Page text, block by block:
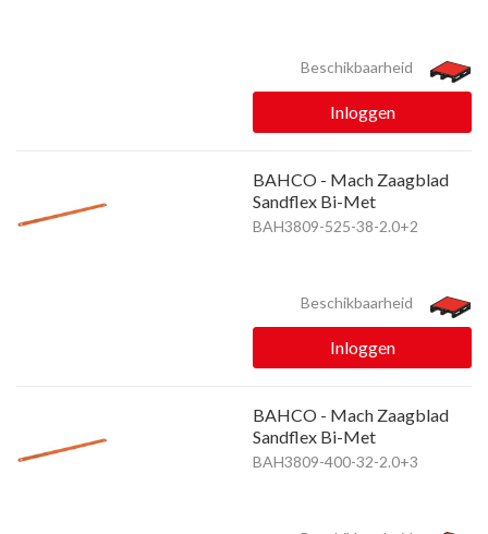
Beschikbaarheid
Inloggen
BAHCO - Mach Zaagblad
Sandflex Bi-Met
BAH3809-525-38-2.0+2
Beschikbaarheid
Inloggen
BAHCO - Mach Zaagblad
Sandflex Bi-Met
BAH3809-400-32-2.0+3